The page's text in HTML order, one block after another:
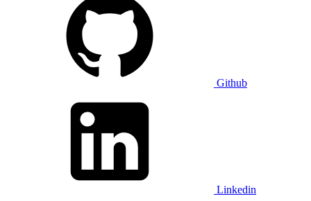
Github
Linkedin